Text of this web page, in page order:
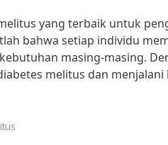
yang terbaik untuk
bahwa setiap individu
masing-masing.
melitus dan